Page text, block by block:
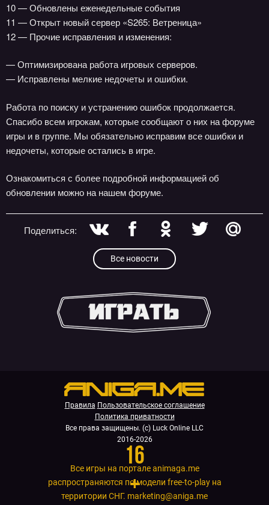
10 — Обновлены еженедельные события
11 — Открыт новый сервер «S265: Ветреница»
12 — Прочие исправления и изменения:
— Оптимизирована работа игровых серверов.
— Исправлены мелкие недочеты и ошибки.
Работа по поиску и устранению ошибок продолжается.
Спасибо всем игрокам, которые сообщают о них на форуме
игры и в группе. Мы обязательно исправим все ошибки и
недочеты, которые остались в игре.
Ознакомиться с более подробной информацией об
обновлении можно на нашем форуме.
Поделиться:
Все новости
Правила Пользовательское соглашение
Политика приватности
Все права защищены. (с) Luck Online LLC
2016-2026
16
+
Все игры на портале animaga.me
распространяются по модели free-to-play на
территории СНГ. marketing@aniga.me